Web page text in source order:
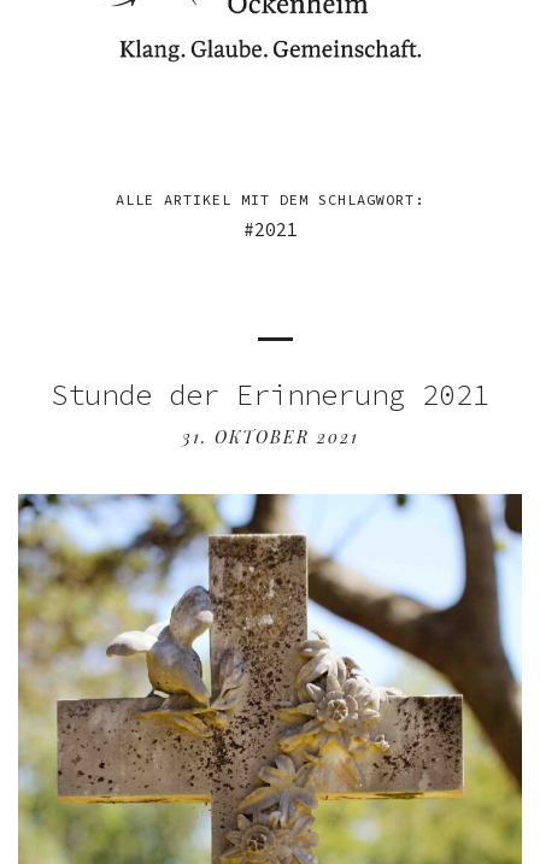
ALLE ARTIKEL MIT DEM SCHLAGWORT:
2021
Stunde der Erinnerung 2021
31. OKTOBER 2021